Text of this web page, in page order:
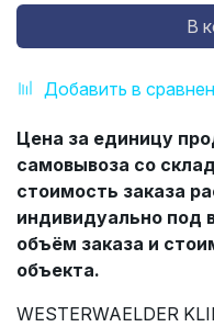
Добавить в
В
Цена за единицу
самовывоза со
стоимость заказа
индивидуально под
объём заказа и
объекта.
WESTERWAELDER